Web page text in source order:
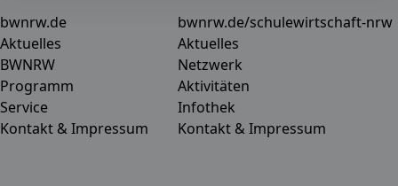
bwnrw.de
Aktuelles
BWNRW
Programm
Service
Kontakt & Impressum
bwnrw.de/schulewirtschaft-nrw
Aktuelles
Netzwerk
Aktivitäten
Infothek
Kontakt & Impressum